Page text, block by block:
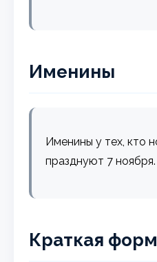
Именины
Именины у тех, кто
празднуют 7 ноября.
Краткая